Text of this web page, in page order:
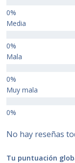
Media
Mala
Muy mala
No hay reseñas
Tu puntuación